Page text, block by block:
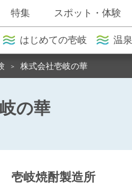
特集 スポット・体験
はじめての壱岐 温泉
株式会社壱岐の華
の華
岐焼酎製造所